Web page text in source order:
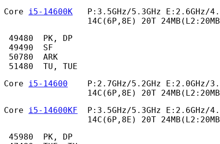
Core i5-14600K
P:3.5GHz/5.3GHz E:2.6GHz/
14C(6P,8E) 20T
49480  PK, DP
49490  SF
50780  ARK
51480  TU, TUE
Core i5-14600
P:2.7GHz/5.2GHz E:2.0GHz/
14C(6P,8E) 20T
Core i5-14600KF
P:3.5GHz/5.3GHz E:2.6GHz/
14C(6P,8E) 20T
45980  PK, DP